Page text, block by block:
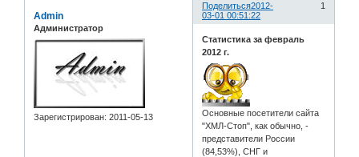
Поделиться 1
2012-
03-01 00:51:22
Admin
Администратор
Зарегистрирован: 2011-05-13
Статистика за февраль
2012 г.
Основные посетители сайта
"ХМЛ-Стоп", как обычно, -
представители России
(84,53%), СНГ и